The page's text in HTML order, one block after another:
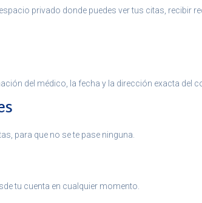
privado donde puedes ver tus citas, recibir
del médico, la fecha y la dirección exacta del
para que no se te pase ninguna.
tu cuenta en cualquier momento.